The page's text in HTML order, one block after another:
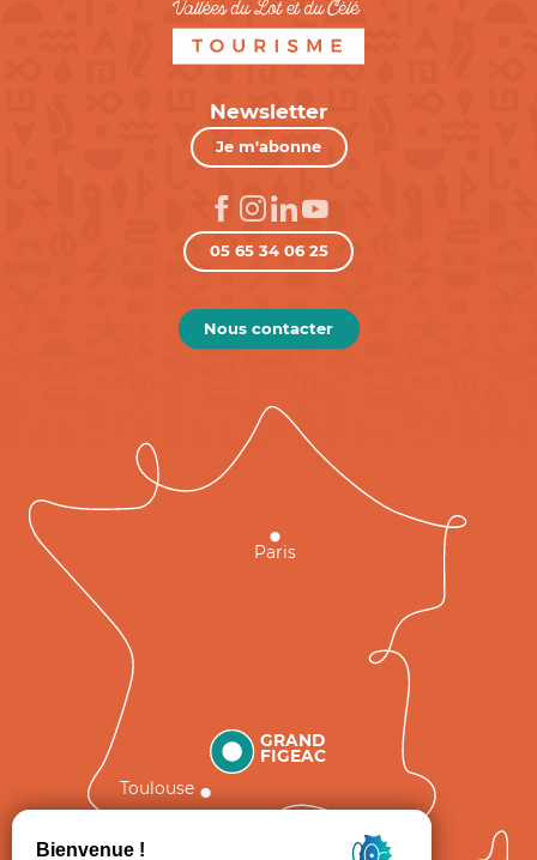
Newsletter
Je m'abonne
05 65 34 06 25
Nous contacter
GRAND
FIGEAC
Toulouse
Paris